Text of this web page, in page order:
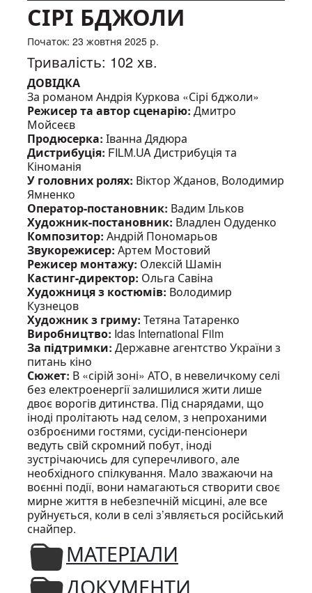
СІРІ БДЖОЛИ
Початок: 23 жовтня 2025 р.
Тривалість: 102 хв.
ДОВІДКА
За романом Андрія Куркова «Сірі бджоли»
Режисер та автор сценарію: Дмитро
Мойсеєв
Продюсерка: Іванна Дядюра
Дистрибуція: FILM.UA Дистрибуція та
Кіноманія
У головних ролях: Віктор Жданов, Володимир
Ямненко
Оператор-постановник: Вадим Ільков
Художник-постановник: Владлен Одуденко
Композитор: Андрій Пономарьов
Звукорежисер: Артем Мостовий
Режисер монтажу: Олексій Шамін
Кастинг-директор: Ольга Савіна
Художниця з костюмів: Володимир
Кузнецов
Художник з гриму: Тетяна Татаренко
Виробництво: Idas International Film
За підтримки: Державне агентство України з
питань кіно
Сюжет: В «сірій зоні» АТО, в невеличкому селі
без електроенергії залишилися жити лише
двоє ворогів дитинства. Під снарядами, що
іноді пролітають над селом, з непроханими
озброєними гостями, сусіди-пенсіонери
ведуть свій скромний побут, іноді
зустрічаючись для суперечливого, але
необхідного спілкування. Мало зважаючи на
воєнні події, вони намагаються створити своє
мирне життя в небезпечній місцині, але все
руйнується, коли в селі з’являється російський
снайпер.
МАТЕРІАЛИ
ДОКУМЕНТИ